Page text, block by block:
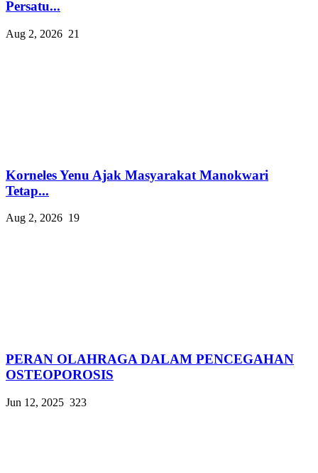
Persatu...
Aug 2, 2026 21
Korneles Yenu Ajak Masyarakat Manokwari
Tetap...
Aug 2, 2026 19
PERAN OLAHRAGA DALAM PENCEGAHAN
OSTEOPOROSIS
Jun 12, 2025 323